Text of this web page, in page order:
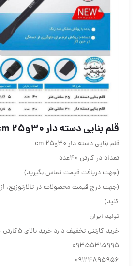
قلم بنایی دسته دار ۳۰و۲۵ cmتعداد د
قلم بنایی دسته دار ۳۰و۲۵ cm
تعداد در کارتن ۴۰عدد
(جهت دریافت قیمت تماس بگیرید)
(جهت درج قیمت محصولات در تالارتوزیع، از
کنید)
تولید ایران
خرید کارتنی تخفیف دارد خرید بالای ۵کارتن هم درصد تخفیف دارد
09355315995
09124895956